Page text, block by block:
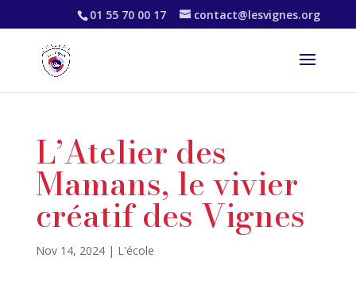
01 55 70 00 17 contact@lesvignes.org
L’Atelier des
Mamans, le vivier
créatif des Vignes
Nov 14, 2024| L'école